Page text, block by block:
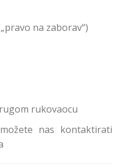
na zaborav“)
rukovaocu
nas kontaktirati